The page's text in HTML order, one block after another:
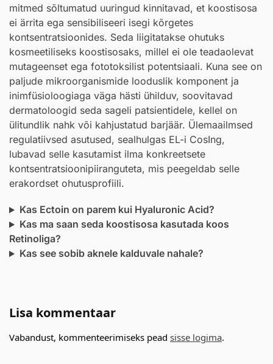
mitmed sõltumatud uuringud kinnitavad, et koostisosa
ei ärrita ega sensibiliseeri isegi kõrgetes
kontsentratsioonides. Seda liigitatakse ohutuks
kosmeetiliseks koostisosaks, millel ei ole teadaolevat
mutageenset ega fototoksilist potentsiaali. Kuna see on
paljude mikroorganismide looduslik komponent ja
inimfüsioloogiaga väga hästi ühilduv, soovitavad
dermatoloogid seda sageli patsientidele, kellel on
ülitundlik nahk või kahjustatud barjäär. Ülemaailmsed
regulatiivsed asutused, sealhulgas EL-i CosIng,
lubavad selle kasutamist ilma konkreetsete
kontsentratsioonipiiranguteta, mis peegeldab selle
erakordset ohutusprofiili.
Kas Ectoin on parem kui Hyaluronic Acid?
Kas ma saan seda koostisosa kasutada koos
Retinoliga?
Kas see sobib aknele kalduvale nahale?
Lisa kommentaar
Vabandust, kommenteerimiseks pead sisse logima.